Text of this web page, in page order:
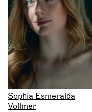
Sophia Esmeralda
Vollmer